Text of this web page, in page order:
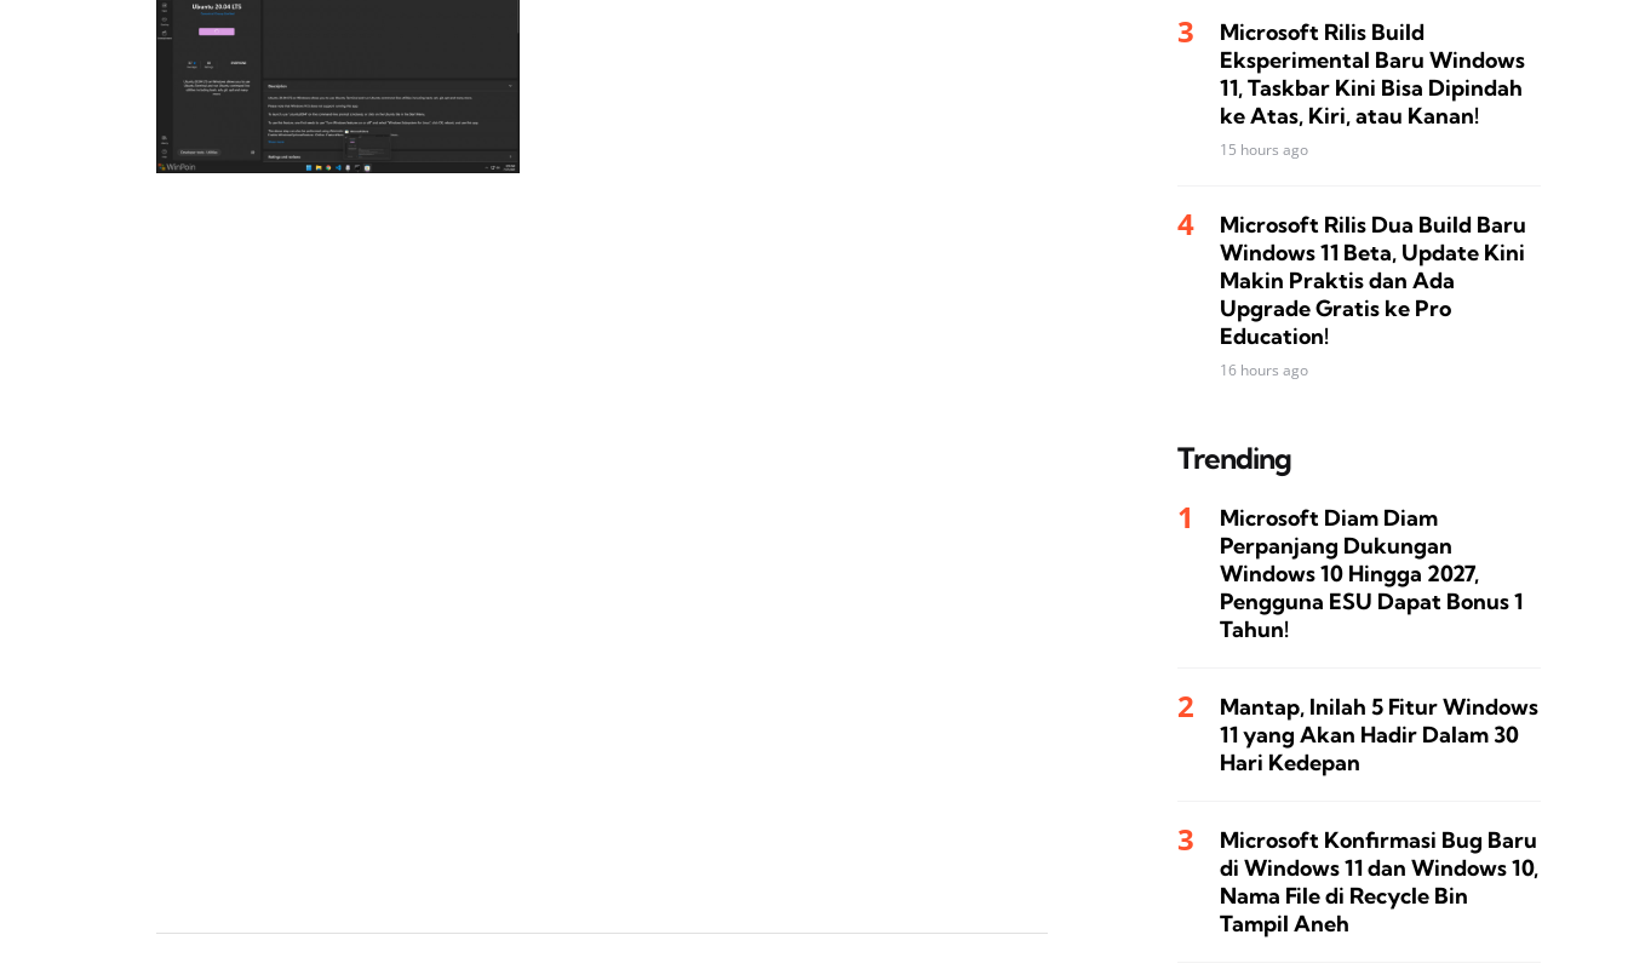
Microsoft Rilis Build
Eksperimental Baru Windows
11, Taskbar Kini Bisa Dipindah
ke Atas, Kiri, atau Kanan!
15 hours ago
Microsoft Rilis Dua Build Baru
Windows 11 Beta, Update Kini
Makin Praktis dan Ada
Upgrade Gratis ke Pro
Education!
16 hours ago
Trending
Microsoft Diam Diam
Perpanjang Dukungan
Windows 10 Hingga 2027,
Pengguna ESU Dapat Bonus 1
Tahun!
Mantap, Inilah 5 Fitur Windows
11 yang Akan Hadir Dalam 30
Hari Kedepan
Microsoft Konfirmasi Bug Baru
di Windows 11 dan Windows 10,
Nama File di Recycle Bin
Tampil Aneh